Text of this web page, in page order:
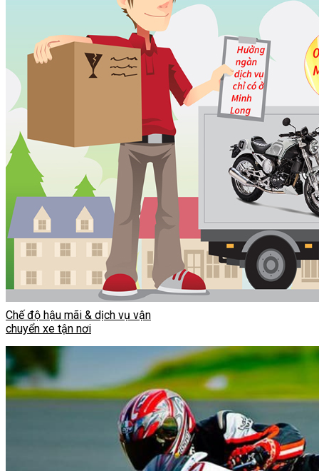
Chế độ hậu mãi & dịch vụ vận
chuyển xe tận nơi